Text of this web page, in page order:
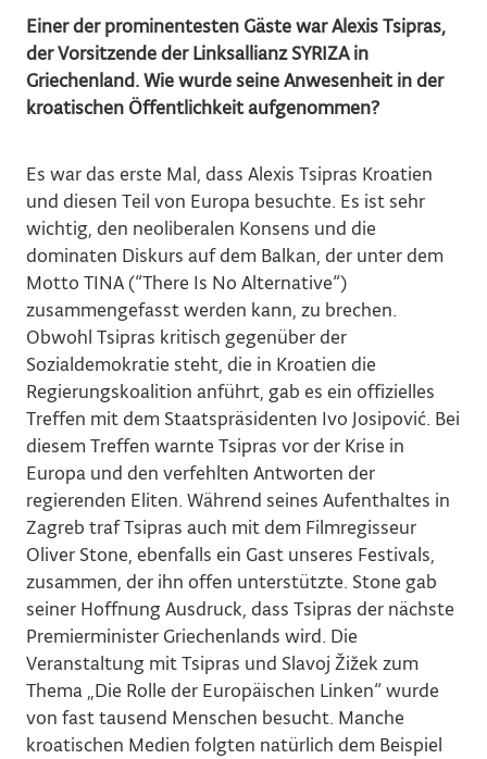
Einer der prominentesten Gäste war Alexis Tsipras,
der Vorsitzende der Linksallianz SYRIZA in
Griechenland. Wie wurde seine Anwesenheit in der
kroatischen Öffentlichkeit aufgenommen?
Es war das erste Mal, dass Alexis Tsipras Kroatien
und diesen Teil von Europa besuchte. Es ist sehr
wichtig, den neoliberalen Konsens und die
dominaten Diskurs auf dem Balkan, der unter dem
Motto TINA (“There Is No Alternative“)
zusammengefasst werden kann, zu brechen.
Obwohl Tsipras kritisch gegenüber der
Sozialdemokratie steht, die in Kroatien die
Regierungskoalition anführt, gab es ein offizielles
Treffen mit dem Staatspräsidenten Ivo Josipović. Bei
diesem Treffen warnte Tsipras vor der Krise in
Europa und den verfehlten Antworten der
regierenden Eliten. Während seines Aufenthaltes in
Zagreb traf Tsipras auch mit dem Filmregisseur
Oliver Stone, ebenfalls ein Gast unseres Festivals,
zusammen, der ihn offen unterstützte. Stone gab
seiner Hoffnung Ausdruck, dass Tsipras der nächste
Premierminister Griechenlands wird. Die
Veranstaltung mit Tsipras und Slavoj Žižek zum
Thema „Die Rolle der Europäischen Linken“ wurde
von fast tausend Menschen besucht. Manche
kroatischen Medien folgten natürlich dem Beispiel